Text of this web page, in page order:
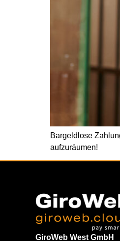
Bargeldlose
aufzuräumen!
GiroWeb West GmbH